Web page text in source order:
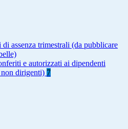
di assenza trimestrali (da pubblicare
e autorizzati ai dipendenti
dirigenti) 7